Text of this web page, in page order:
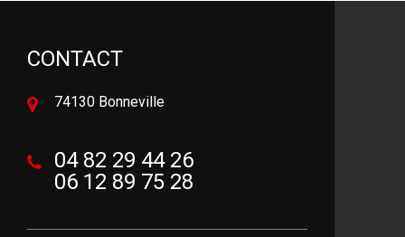
CONTACT
74130 Bonneville
04 82 29 44 26
06 12 89 75 28